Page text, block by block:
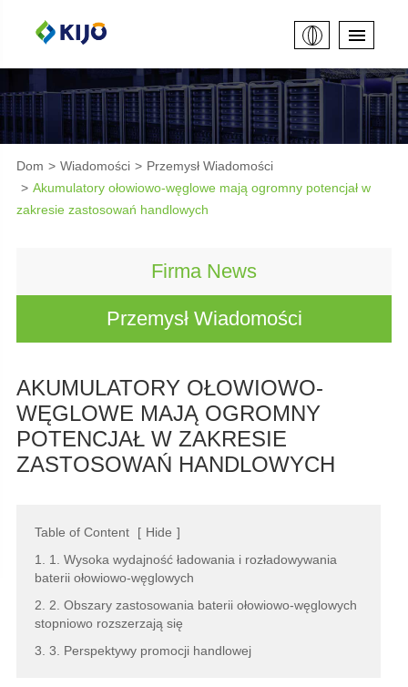
Dom Wiadomości
Przemysł Wiadomości
Akumulatory ołowiowo-węglowe mają ogromny potencjał w
zakresie zastosowań handlowych
Firma News
Przemysł Wiadomości
AKUMULATORY OŁOWIOWO-
WĘGLOWE MAJĄ OGROMNY
POTENCJAŁ W ZAKRESIE
ZASTOSOWAŃ HANDLOWYCH
Table of Content [ Hide ]
1. 1. Wysoka wydajność ładowania i rozładowywania
baterii ołowiowo-węglowych
2. 2. Obszary zastosowania baterii ołowiowo-węglowych
stopniowo rozszerzają się
3. 3. Perspektywy promocji handlowej